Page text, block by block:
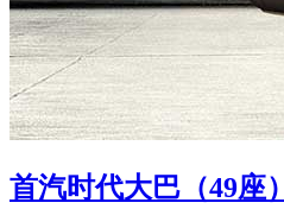
首汽时代大巴（49座）